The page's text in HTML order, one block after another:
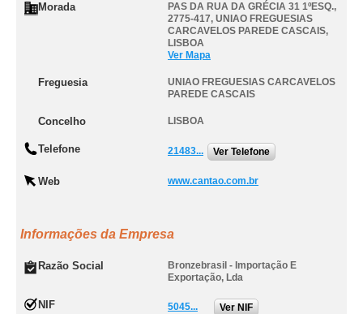
Morada
PAS DA RUA DA GRÉCIA 31 1ºESQ.,
2775-417, UNIAO FREGUESIAS
CARCAVELOS PAREDE CASCAIS,
LISBOA
Ver Mapa
Freguesia
UNIAO FREGUESIAS CARCAVELOS
PAREDE CASCAIS
Concelho LISBOA
Telefone 21483... Ver Telefone
Web www.cantao.com.br
Informações da Empresa
Razão Social
Bronzebrasil - Importação E
Exportação, Lda
NIF 5045... Ver NIF